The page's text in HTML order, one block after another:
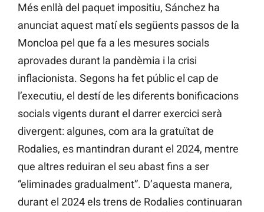
Més enllà del paquet impositiu, Sánchez ha
anunciat aquest matí els següents passos de la
Moncloa pel que fa a les mesures socials
aprovades durant la pandèmia i la crisi
inflacionista. Segons ha fet públic el cap de
l’executiu, el destí de les diferents bonificacions
socials vigents durant el darrer exercici serà
divergent: algunes, com ara la gratuïtat de
Rodalies, es mantindran durant el 2024, mentre
que altres reduiran el seu abast fins a ser
“eliminades gradualment”. D’aquesta manera,
durant el 2024 els trens de Rodalies continuaran